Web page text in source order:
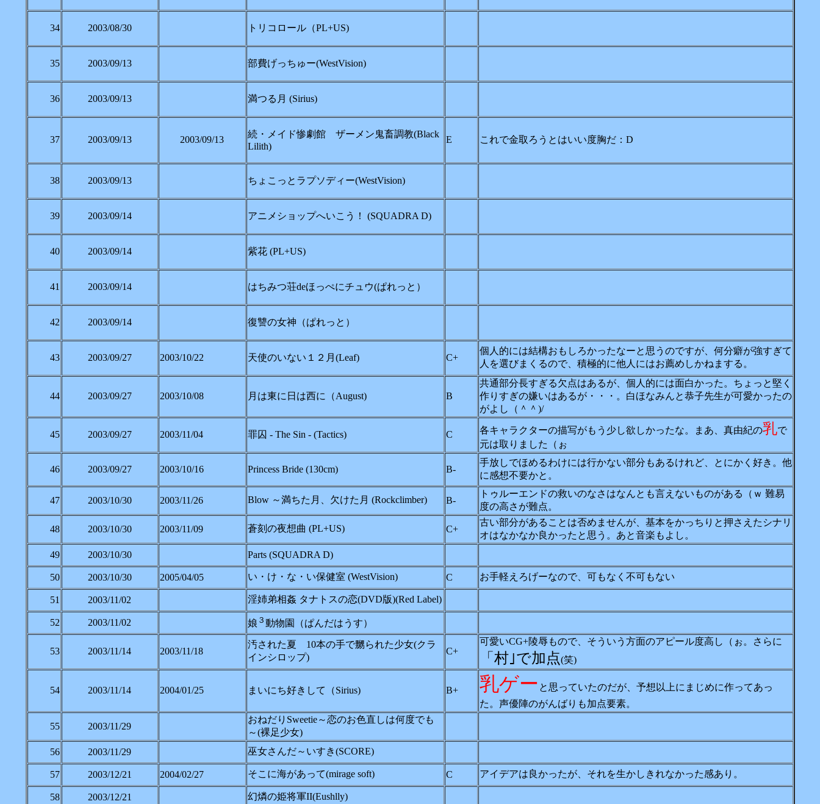
34 2003/08/30 トリコロール（PL+US)
35 2003/09/13 部費げっちゅー(WestVision)
36 2003/09/13 満つる月 (Sirius)
37 2003/09/13 2003/09/13
続・メイド惨劇館 ザーメン鬼畜調教(Black
Lilith)
E これで金取ろうとはいい度胸だ：D
38 2003/09/13 ちょこっとラプソディー(WestVision)
39 2003/09/14 アニメショップへいこう！ (SQUADRA D)
40 2003/09/14 紫花 (PL+US)
41 2003/09/14 はちみつ荘deほっぺにチュウ(ぱれっと）
42 2003/09/14 復讐の女神（ぱれっと）
43 2003/09/27 2003/10/22 天使のいない１２月(Leaf) C+
個人的には結構おもしろかったなーと思うのですが、何分癖が強すぎて
人を選びまくるので、積極的に他人にはお薦めしかねまする。
44 2003/09/27 2003/10/08 月は東に日は西に（August) B
共通部分長すぎる欠点はあるが、個人的には面白かった。ちょっと堅く
作りすぎの嫌いはあるが・・・。白ほなみんと恭子先生が可愛かったの
がよし（＾＾)/
45 2003/09/27 2003/11/04 罪囚 - The Sin - (Tactics) C 各キャラクターの描写がもう少し欲しかったな。まあ、真由紀の乳で
元は取りました（ぉ
46 2003/09/27 2003/10/16 Princess Bride (130cm) B-
手放しでほめるわけには行かない部分もあるけれど、とにかく好き。他
に感想不要かと。
47 2003/10/30 2003/11/26 Blow ～満ちた月、欠けた月 (Rockclimber) B-
トゥルーエンドの救いのなさはなんとも言えないものがある（ｗ 難易
度の高さが難点。
48 2003/10/30 2003/11/09 蒼刻の夜想曲 (PL+US) C+
古い部分があることは否めませんが、基本をかっちりと押さえたシナリ
オはなかなか良かったと思う。あと音楽もよし。
49
2003/10/30 Parts (SQUADRA D)
50 2003/10/30 2005/04/05 い・け・な・い保健室 (WestVision) C お手軽えろげーなので、可もなく不可もない
51 2003/11/02 淫姉弟相姦 タナトスの恋(DVD版)(Red Label)
52 2003/11/02 娘 ３ 動物園（ぱんだはうす）
53 2003/11/14 2003/11/18
汚された夏 10本の手で嬲られた少女(クラ
インシロップ)
C+
可愛いCG+陵辱もので、そういう方面のアピール度高し（ぉ。さらに
「村｣で加点(笑)
54 2003/11/14 2004/01/25 まいにち好きして（Sirius) B+ 乳ゲー と思っていたのだが、予想以上にまじめに作ってあっ
た。声優陣のがんばりも加点要素。
55 2003/11/29
おねだりSweetie～恋のお色直しは何度でも
～(裸足少女)
56
2003/11/29 巫女さんだ～いすき(SCORE)
57 2003/12/21 2004/02/27 そこに海があって(mirage soft) C アイデアは良かったが、それを生かしきれなかった感あり。
58 2003/12/21 幻燐の姫将軍II(Eushlly)